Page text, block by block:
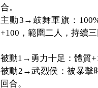
合。
主動3→鼓舞軍旗：
+100，範圍二人，持續
被動1→勇力十足：體質
被動2→武烈侯：被暴擊
回合。